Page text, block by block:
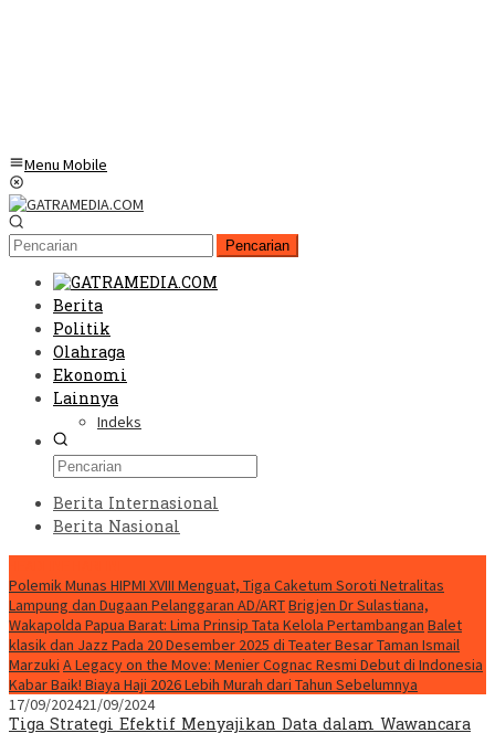
Menu Mobile
Pencarian
Berita
Politik
Olahraga
Ekonomi
Lainnya
Indeks
Berita Internasional
Berita Nasional
Polemik Munas HIPMI XVIII Menguat, Tiga Caketum Soroti Netralitas
Lampung dan Dugaan Pelanggaran AD/ARTBrigjen Dr Sulastiana,
Wakapolda Papua Barat: Lima Prinsip Tata Kelola Pertambangan Balet
klasik dan Jazz Pada 20 Desember 2025 di Teater Besar Taman Ismail
Marzuki A Legacy on the Move: Menier Cognac Resmi Debut di Indonesia
Kabar Baik! Biaya Haji 2026 Lebih Murah dari Tahun Sebelumnya
17/09/202421/09/2024
Tiga Strategi Efektif Menyajikan Data dalam Wawancara